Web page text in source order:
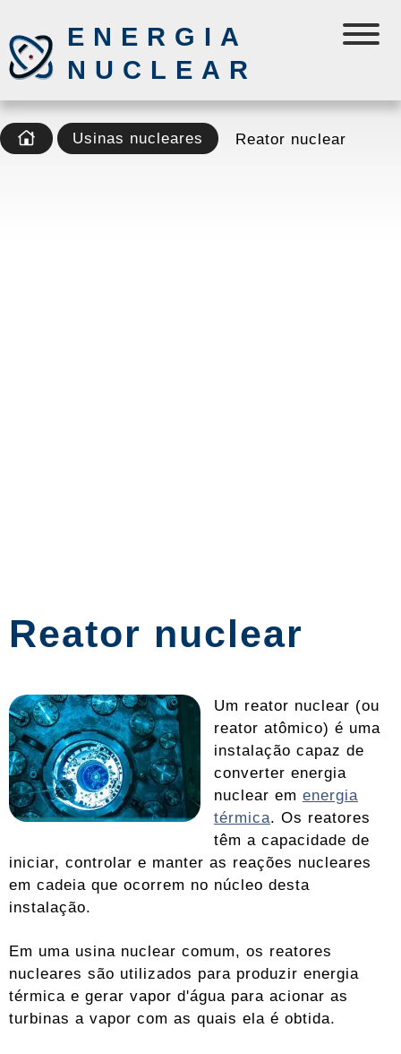
ENERGIA
NUCLEAR
Usinas nucleares Reator nuclear
Reator nuclear
Um reator nuclear (ou
reator atômico) é uma
instalação capaz de
converter energia
nuclear em energia
térmica. Os reatores
têm a capacidade de
iniciar, controlar e manter as reações nucleares
em cadeia que ocorrem no núcleo desta
instalação.
Em uma usina nuclear comum, os reatores
nucleares são utilizados para produzir energia
térmica e gerar vapor d'água para acionar as
turbinas a vapor com as quais ela é obtida.